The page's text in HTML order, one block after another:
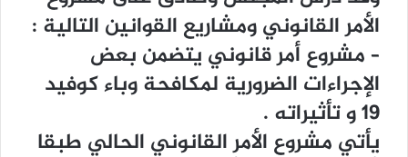
ﺍﻷﻣﺮ ﺍﻟﻘﺎﻧﻮﻧﻲ ﻭﻣﺸﺎﺭﻳﻊ ﺍﻟﻘﻮﺍﻧﻴﻦ ﺍﻟﺘﺎﻟﻴﺔ :
– ﻣﺸﺮﻭﻉ ﺃﻣﺮ ﻗﺎﻧﻮﻧﻲ ﻳﺘﻀﻤﻦ ﺑﻌﺾ
ﺍﻹﺟﺮﺍﺀﺍﺕ ﺍﻟﻀﺮﻭﺭﻳﺔ ﻟﻤﻜﺎﻓﺤﺔ ﻭﺑﺎﺀ ﻛﻮﻓﻴﺪ
19 ﻭ ﺗﺄﺛﻴﺮﺍﺗﻪ .
ﻳﺄﺗﻲ ﻣﺸﺮﻭﻉ ﺍﻷﻣﺮ ﺍﻟﻘﺎﻧﻮﻧﻲ ﺍﻟﺤﺎﻟﻲ ﻃﺒﻘﺎ